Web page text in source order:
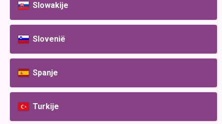
Slowakije
Slovenië
Spanje
Turkije